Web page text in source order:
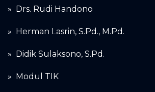
» Drs. Rudi Handono
» Herman Lasrin, S.Pd., M.Pd.
» Didik Sulaksono, S.Pd.
» Modul TIK